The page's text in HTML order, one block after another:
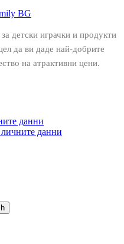
детски играчки и продукти
да ви даде най-добрите
на атрактивни цени.
данни
данни